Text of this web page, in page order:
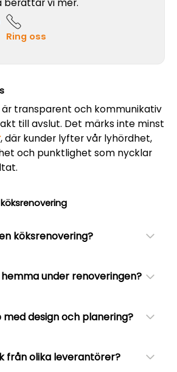
Ring oss
transparent och kommunikativ
till avslut. Det märks inte minst
, där kunder lyfter vår lyhördhet,
och punktlighet som nycklar
köksrenovering?
under renoveringen?
med design och planering?
från olika leverantörer?